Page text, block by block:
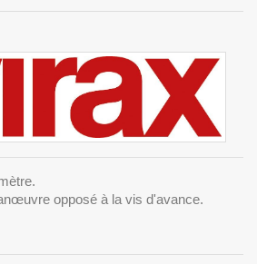
opposé à la vis d'avance.